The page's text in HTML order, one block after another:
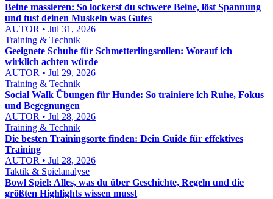
Beine massieren: So lockerst du schwere Beine, löst Spannung
und tust deinen Muskeln was Gutes
AUTOR • Jul 31, 2026
Training & Technik
Geeignete Schuhe für Schmetterlingsrollen: Worauf ich
wirklich achten würde
AUTOR • Jul 29, 2026
Training & Technik
Social Walk Übungen für Hunde: So trainiere ich Ruhe, Fokus
und Begegnungen
AUTOR • Jul 28, 2026
Training & Technik
Die besten Trainingsorte finden: Dein Guide für effektives
Training
AUTOR • Jul 28, 2026
Taktik & Spielanalyse
Bowl Spiel: Alles, was du über Geschichte, Regeln und die
größten Highlights wissen musst